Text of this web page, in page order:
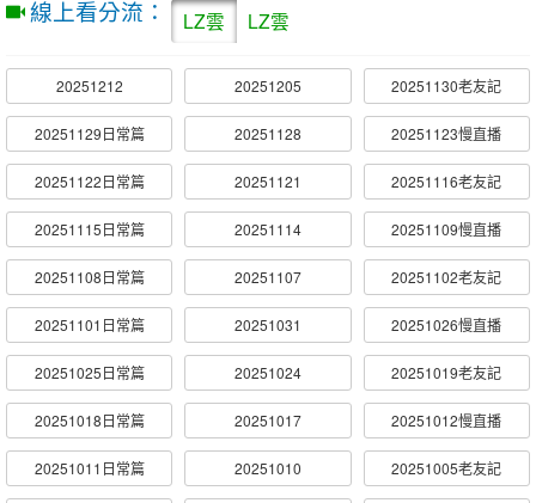
線上看分流： LZ雲 LZ雲
20251212 20251205 20251130老友記
20251129日常篇 20251128 20251123慢直播
20251122日常篇 20251121 20251116老友記
20251115日常篇 20251114 20251109慢直播
20251108日常篇 20251107 20251102老友記
20251101日常篇 20251031 20251026慢直播
20251025日常篇 20251024 20251019老友記
20251018日常篇 20251017 20251012慢直播
20251011日常篇 20251010 20251005老友記